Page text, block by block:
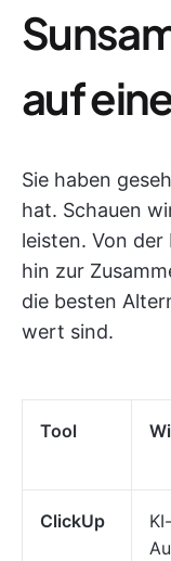
auf
Sie haben
hat. Schauen
leisten. Von der
hin zur
die besten
wert sind.
Tool
ClickUp